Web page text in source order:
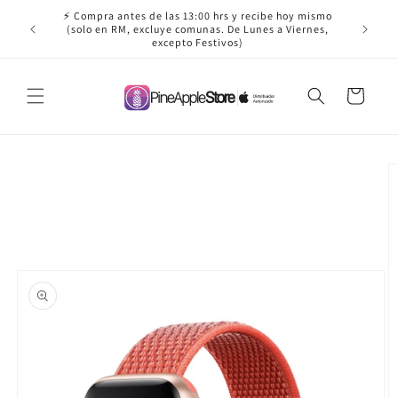
directamente
al contenido
⚡ Compra antes de las 13:00 hrs y recibe hoy mismo
(solo en RM, excluye comunas. De Lunes a Viernes,
excepto Festivos)
✈️
Carrito